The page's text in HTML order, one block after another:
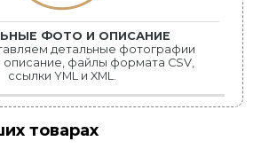
ФОТО И ОПИСАНИЕ
детальные фотографии
описание, файлы формата CSV,
ссылки YML и XML.
товарах